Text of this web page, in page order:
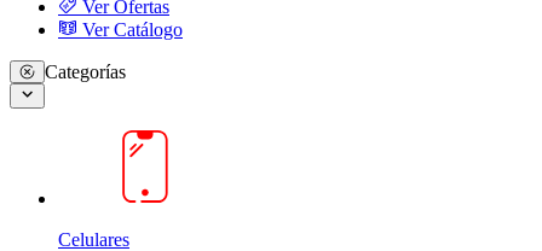
Ver Ofertas
Ver Catálogo
Categorías
Celulares